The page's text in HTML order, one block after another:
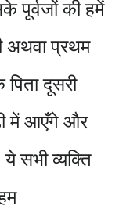
पूर्वजों की हमें
अथवा प्रथम
दूसरी
में आएँगे और
सभी व्यक्ति